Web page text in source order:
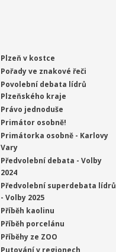
Plzeň v kostce
Pořady ve znakové řeči
Povolební debata lídrů
Plzeňského kraje
Právo jednoduše
Primátor osobně!
Primátorka osobně - Karlovy
Vary
Předvolební debata - Volby
2024
Předvolební superdebata lídrů
- Volby 2025
Příběh kaolinu
Příběh porcelánu
Příběhy ze ZOO